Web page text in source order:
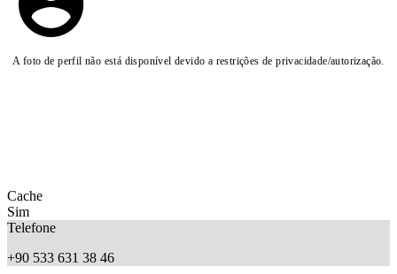
A foto de perfil não está disponível devido a restrições de privacidade/autorização.
Cache
Sim
Telefone
+90 533 631 38 46